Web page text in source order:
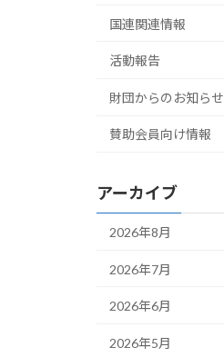
国連関連情報
活動報告
財団からのお知らせ
賛助会員向け情報
アーカイブ
2026年8月
2026年7月
2026年6月
2026年5月